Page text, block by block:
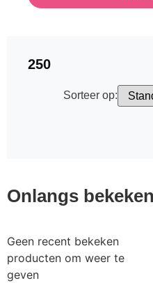
250
Sorteer op:
Onlangs
Geen recent bekeken
producten om weer te
geven